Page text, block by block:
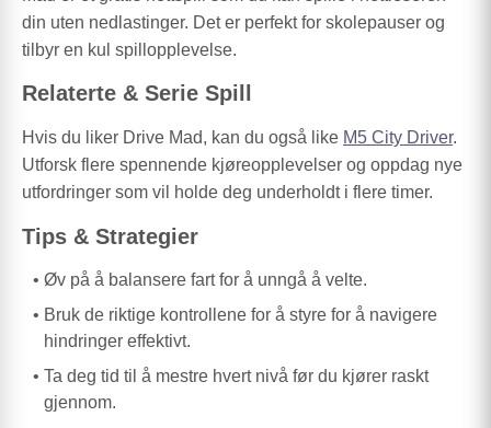
din uten nedlastinger. Det er perfekt for skolepauser og
tilbyr en kul spillopplevelse.
Relaterte & Serie Spill
Hvis du liker Drive Mad, kan du også like M5 City Driver.
Utforsk flere spennende kjøreopplevelser og oppdag nye
utfordringer som vil holde deg underholdt i flere timer.
Tips & Strategier
Øv på å balansere fart for å unngå å velte.
Bruk de riktige kontrollene for å styre for å navigere
hindringer effektivt.
Ta deg tid til å mestre hvert nivå før du kjører raskt
gjennom.